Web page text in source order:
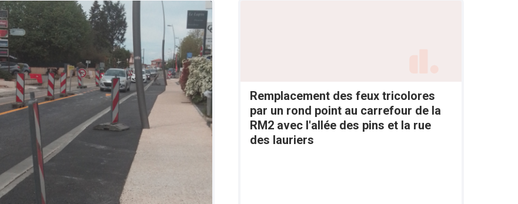
Remplacement des feux tricolores
par un rond point au carrefour de la
RM2 avec l'allée des pins et la rue
des lauriers